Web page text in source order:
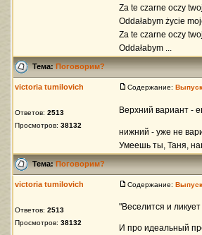
Za te czarne oczy
Oddałabym życie
Za te czarne oczy
Oddałabym ...
Тема:Поговорим?
victoria tumilovich
Ответов: 2513
Просмотров: 38132
Содержание:
Верхний вариант -
нижний - уже не
Умеешь ты, Таня,
Тема:Поговорим?
victoria tumilovich
Ответов: 2513
Просмотров: 38132
Содержание:
"Веселится и
И про идеальный